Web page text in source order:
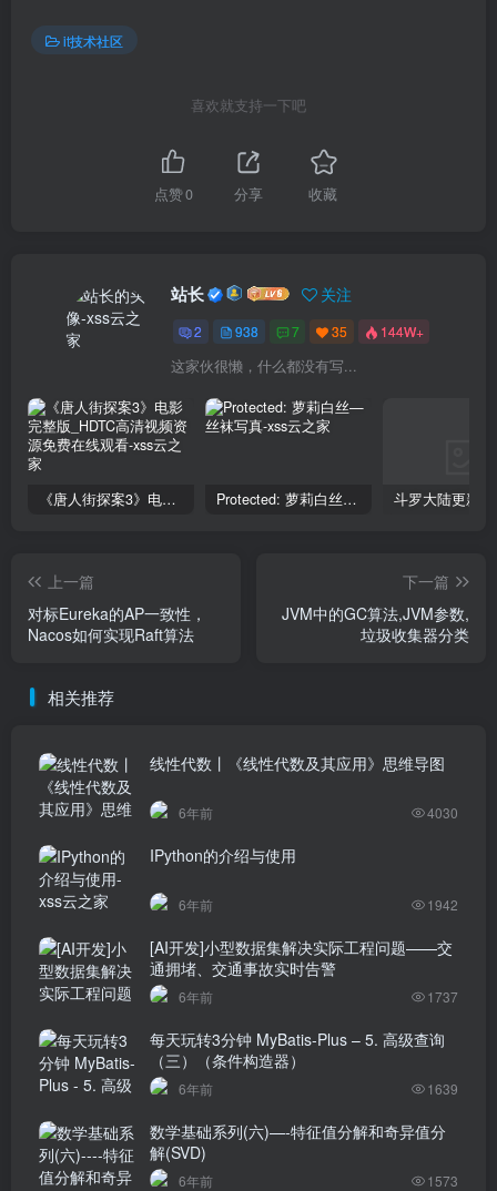
it技术社区
喜欢就支持一下吧
点赞0 分享 收藏
站长 关注
2 938 7 35 144W+
这家伙很懒，什么都没有写...
《唐人街探案3》电影完整版_HDTC高清视频资源免费在线观看 Protected: 萝莉白丝—丝袜写真
上一篇
对标Eureka的AP一致性，
Nacos如何实现Raft算法
下一篇
JVM中的GC算法,JVM参数,
垃圾收集器分类
相关推荐
线性代数丨《线性代数及其应用》思维导图
6年前 4030
IPython的介绍与使用
6年前 1942
[AI开发]小型数据集解决实际工程问题——交
通拥堵、交通事故实时告警
6年前 1737
每天玩转3分钟 MyBatis-Plus – 5. 高级查询
（三）（条件构造器）
6年前 1639
数学基础系列(六)—-特征值分解和奇异值分
解(SVD)
6年前 1573